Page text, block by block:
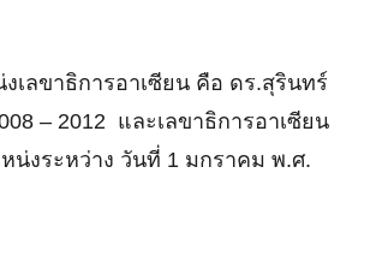
ลขาธิการอาเซียน คือ ดร.สุรินทร์
– 2012 และเลขาธิการอาเซียน
น่งระหว่าง วันที่ 1 มกราคม พ.ศ.